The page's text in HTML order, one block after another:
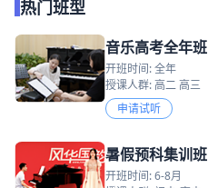
热门班型
音乐高考全年班
开班时间: 全年
授课人群: 高二 高三
申请试听
暑假预科集训班
开班时间: 6-8月